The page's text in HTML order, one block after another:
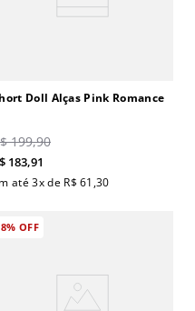
Doll Alças Pink Romance
199,90
183,91
até3x de R$ 61 ,30
8% OFF